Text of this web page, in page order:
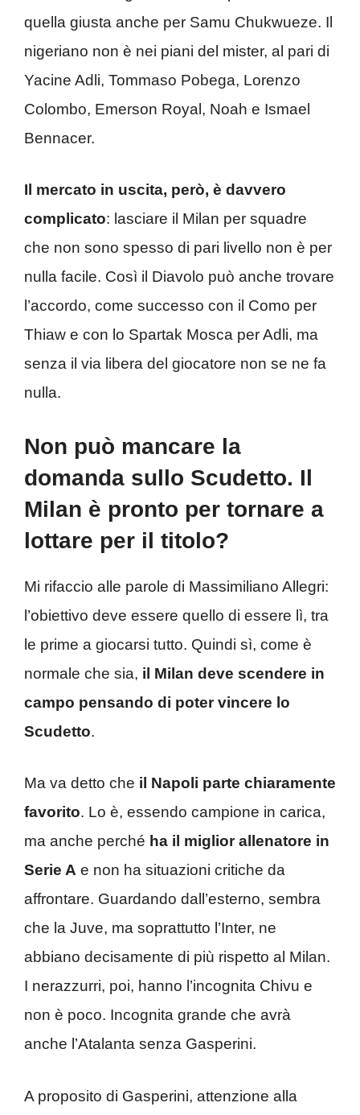
quella giusta anche per Samu Chukwueze. Il
nigeriano non è nei piani del mister, al pari di
Yacine Adli, Tommaso Pobega, Lorenzo
Colombo, Emerson Royal, Noah e Ismael
Bennacer.
Il mercato in uscita, però, è davvero
complicato: lasciare il Milan per squadre
che non sono spesso di pari livello non è per
nulla facile. Così il Diavolo può anche trovare
l’accordo, come successo con il Como per
Thiaw e con lo Spartak Mosca per Adli, ma
senza il via libera del giocatore non se ne fa
nulla.
Non può mancare la
domanda sullo Scudetto. Il
Milan è pronto per tornare a
lottare per il titolo?
Mi rifaccio alle parole di Massimiliano Allegri:
l’obiettivo deve essere quello di essere lì, tra
le prime a giocarsi tutto. Quindi sì, come è
normale che sia, il Milan deve scendere in
campo pensando di poter vincere lo
Scudetto.
Ma va detto che il Napoli parte chiaramente
favorito. Lo è, essendo campione in carica,
ma anche perché ha il miglior allenatore in
Serie A e non ha situazioni critiche da
affrontare. Guardando dall’esterno, sembra
che la Juve, ma soprattutto l’Inter, ne
abbiano decisamente di più rispetto al Milan.
I nerazzurri, poi, hanno l’incognita Chivu e
non è poco. Incognita grande che avrà
anche l’Atalanta senza Gasperini.
A proposito di Gasperini, attenzione alla